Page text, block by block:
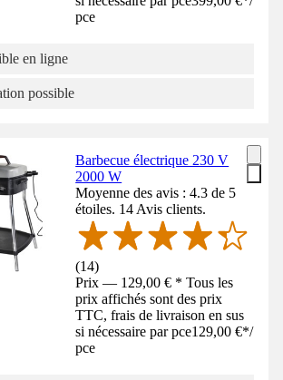
pce
en ligne
possible
Barbecue électrique 230 V
2000 W
Moyenne des avis : 4.3 de 5
étoiles. 14 Avis clients.
(14)
Prix — 129,00 € * Tous les
prix affichés sont des prix
TTC, frais de livraison en sus
si nécessaire par pce129,00 €*/
pce